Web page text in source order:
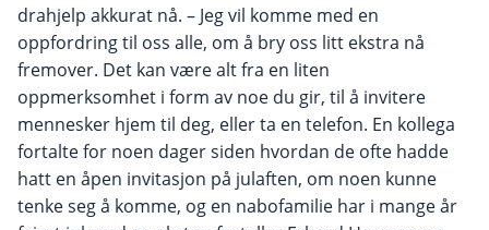
drahjelp akkurat nå. – Jeg vil komme med en
oppfordring til oss alle, om å bry oss litt ekstra nå
fremover. Det kan være alt fra en liten
oppmerksomhet i form av noe du gir, til å invitere
mennesker hjem til deg, eller ta en telefon. En kollega
fortalte for noen dager siden hvordan de ofte hadde
hatt en åpen invitasjon på julaften, om noen kunne
tenke seg å komme, og en nabofamilie har i mange år